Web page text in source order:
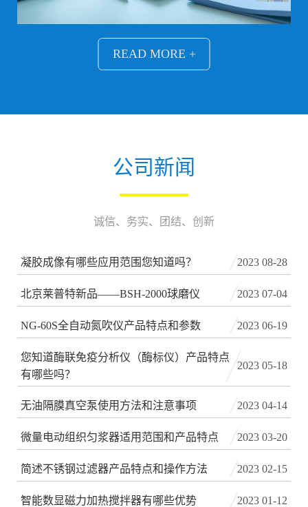
READ MORE +
公司新闻
诚信、务实、团结、创新
凝胶成像有哪些应用范围您知道吗？ 2023 08-28
北京莱普特新品——BSH-2000球磨仪 2023 07-04
NG-60S全自动氮吹仪产品特点和参数 2023 06-19
您知道酶联免疫分析仪（酶标仪）产品特点
有哪些吗？
2023 05-18
无油隔膜真空泵使用方法和注意事项 2023 04-14
微量电动组织匀浆器适用范围和产品特点 2023 03-20
简述不锈钢过滤器产品特点和操作方法 2023 02-15
智能数显磁力加热搅拌器有哪些优势 2023 01-12